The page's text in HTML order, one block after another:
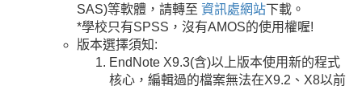
SAS)等軟體，請轉至 資訊處網站下載。
*學校只有SPSS，沒有AMOS的使用權喔!
版本選擇須知:
EndNote X9.3(含)以上版本使用新的程式
核心，編輯過的檔案無法在X9.2、X8以前